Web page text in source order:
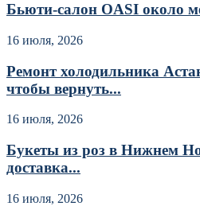
Бьюти-салон OASI около
16 июля, 2026
Ремонт холодильника
чтобы вернуть...
16 июля, 2026
Букеты из роз в Нижнем
доставка...
16 июля, 2026